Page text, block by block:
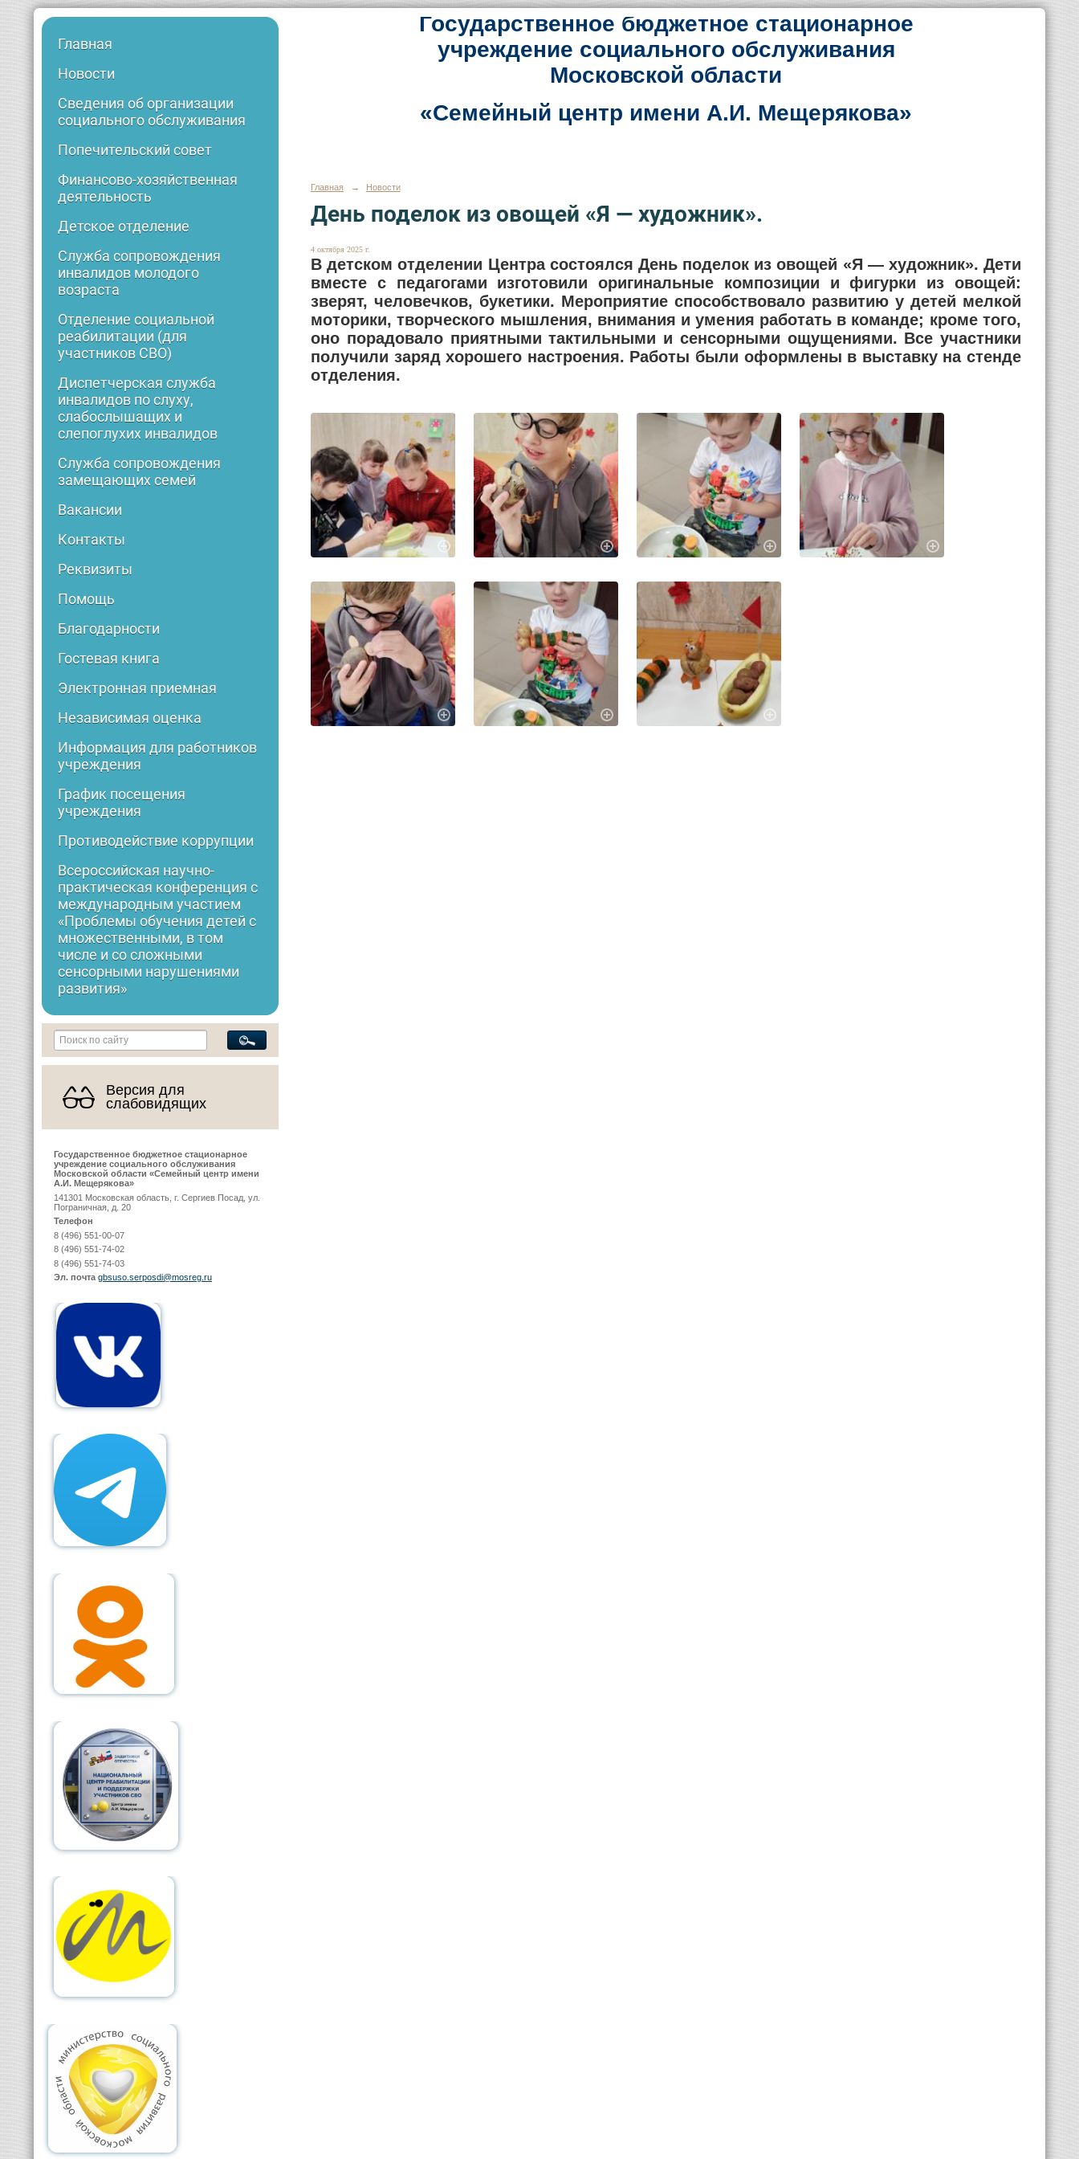
Главная
Новости
Сведения об организации
социального обслуживания
Попечительский совет
Финансово-хозяйственная
деятельность
Детское отделение
Служба сопровождения
инвалидов молодого
возраста
Отделение социальной
реабилитации (для
участников СВО)
Диспетчерская служба
инвалидов по слуху,
слабослышащих и
слепоглухих инвалидов
Служба сопровождения
замещающих семей
Вакансии
Контакты
Реквизиты
Помощь
Благодарности
Гостевая книга
Электронная приемная
Независимая оценка
Информация для работников
учреждения
График посещения
учреждения
Противодействие коррупции
Всероссийская научно-
практическая конференция с
международным участием
«Проблемы обучения детей с
множественными, в том
числе и со сложными
сенсорными нарушениями
развития»
Версия для
слабовидящих
Государственное бюджетное стационарное
учреждение социального обслуживания
Московской области «Семейный центр имени
А.И. Мещерякова»
141301 Московская область, г. Сергиев Посад, ул.
Пограничная, д. 20
Телефон
8 (496) 551-00-07
8 (496) 551-74-02
8 (496) 551-74-03
Эл. почта gbsuso.serposdi@mosreg.ru
Государственное бюджетное стационарное
учреждение социального обслуживания
Московской области
«Семейный центр имени А.И. Мещерякова»
Главная → Новости
День поделок из овощей «Я — художник».
4 октября 2025 г.
В детском отделении Центра состоялся День поделок из овощей «Я — художник». Дети
вместе с педагогами изготовили оригинальные композиции и фигурки из овощей:
зверят, человечков, букетики. Мероприятие способствовало развитию у детей мелкой
моторики, творческого мышления, внимания и умения работать в команде; кроме того,
оно порадовало приятными тактильными и сенсорными ощущениями. Все участники
получили заряд хорошего настроения. Работы были оформлены в выставку на стенде
отделения.